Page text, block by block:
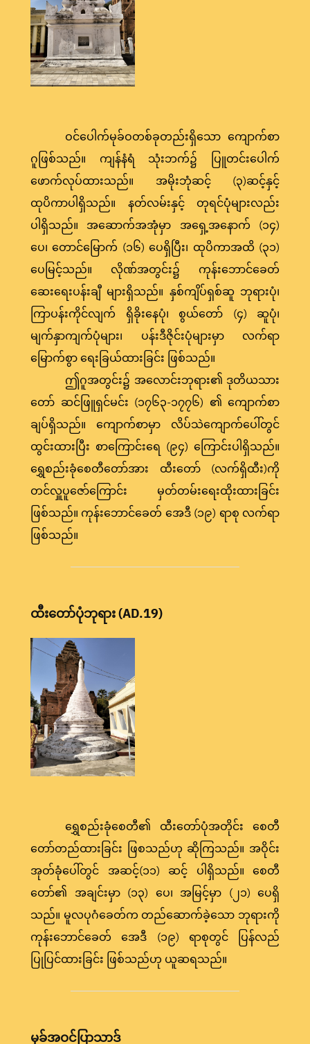
ဝင်ပေါက်မုခ်ဝတစ်ခုတည်းရှိသော ကျောက်စာ
ဂူဖြစ်သည်။ ကျန်နံရံ သုံးဘက်၌ ပြူတင်းပေါက်
ဖောက်လုပ်ထားသည်။ အမိုးဘုံဆင့် (၃)ဆင့်နှင့်
ထုပိကာပါရှိသည်။ နတ်လမ်းနှင့် တုရင်ပုံများလည်း
ပါရှိသည်။ အဆောက်အအုံမှာ အရှေ့အနောက် (၁၄)
ပေ၊ တောင်မြောက် (၁၆) ပေရှိပြီး၊ ထုပိကာအထိ (၃၁)
ပေမြင့်သည်။ လိုဏ်အတွင်း၌ ကုန်းဘောင်ခေတ်
ဆေးရေးပန်းချီ များရှိသည်။ နှစ်ကျိပ်ရှစ်ဆူ ဘုရားပုံ၊
ကြာပန်းကိုင်လျက် ရှိခိုးနေပုံ၊ စွယ်တော် (၄) ဆူပုံ၊
မျက်နှာကျက်ပုံများ၊ ပန်းဒီဇိုင်းပုံများမှာ လက်ရာ
မြောက်စွာ ရေးခြယ်ထားခြင်း ဖြစ်သည်။
ဤဂူအတွင်း၌ အလောင်းဘုရား၏ ဒုတိယသား
တော် ဆင်ဖြူရှင်မင်း (၁၇၆၃-၁၇၇၆) ၏ ကျောက်စာ
ချပ်ရှိသည်။ ကျောက်စာမှာ လိပ်သဲကျောက်ပေါ်တွင်
ထွင်းထားပြီး စာကြောင်းရေ (၉၄) ကြောင်းပါရှိသည်။
ရွှေစည်းခုံစေတီတော်အား ထီးတော် (လက်ရှိထီး)ကို
တင်လှူပူဇော်ကြောင်း မှတ်တမ်းရေးထိုးထားခြင်း
ဖြစ်သည်။ ကုန်းဘောင်ခေတ် အေဒီ (၁၉) ရာစု လက်ရာ
ဖြစ်သည်။
ထီးတော်ပုံဘုရား (AD.19)
ရွှေစည်းခုံစေတီ၏ ထီးတော်ပုံအတိုင်း စေတီ
တော်တည်ထားခြင်း ဖြစသည်ဟု ဆိုကြသည်။ အဝိုင်း
အုတ်ခုံပေါ်တွင် အဆင့်(၁၁) ဆင့် ပါရှိသည်။ စေတီ
တော်၏ အချင်းမှာ (၁၃) ပေ၊ အမြင့်မှာ (၂၁) ပေရှိ
သည်။ မူလပုဂံခေတ်က တည်ဆောက်ခဲ့သော ဘုရားကို
ကုန်းဘောင်ခေတ် အေဒီ (၁၉) ရာစုတွင် ပြန်လည်
ပြုပြင်ထားခြင်း ဖြစ်သည်ဟု ယူဆရသည်။
မုခ်အဝင်ပြာသာဒ်